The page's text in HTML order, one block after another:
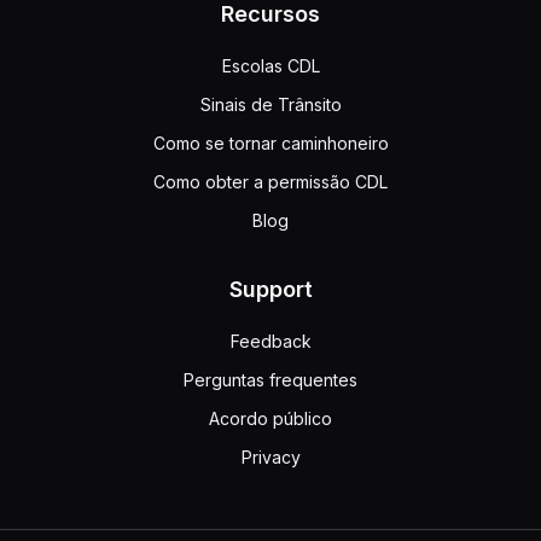
Recursos
Escolas CDL
Sinais de Trânsito
Como se tornar caminhoneiro
Como obter a permissão CDL
Blog
Support
Feedback
Perguntas frequentes
Acordo público
Privacy